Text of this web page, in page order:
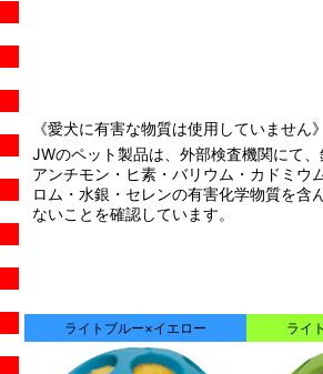
《愛犬に有害な物質は使用していません》
JWのペット製品は、外部検査機関にて、
アンチモン・ヒ素・バリウム・カドミウ
ロム・水銀・セレンの有害化学物質を含
ないことを確認しています。
ライトブルー×イエロー ライ